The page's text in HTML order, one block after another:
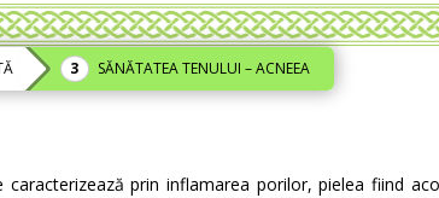
SĂNĂTATEA TENULUI – ACNEEA
prin inflamarea porilor, pielea fiind